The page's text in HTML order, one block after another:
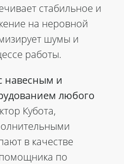
стабильное и
на неровной
шумы и
работы.
навесным и
любого
Кубота,
в качестве
по